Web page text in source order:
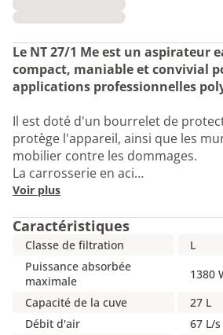
Le NT 27/1 Me est un aspirateur
compact, maniable et convivial
applications professionnelles
Il est doté d'un bourrelet de
protège l'appareil, ainsi que les
mobilier contre les dommages.
La carrosserie en aci…
Voir plus
Caractéristiques
Classe de filtration
L
Puissance absorbée
maximale
1380
Capacité de la cuve
27 L
Débit d'air
67 L/s